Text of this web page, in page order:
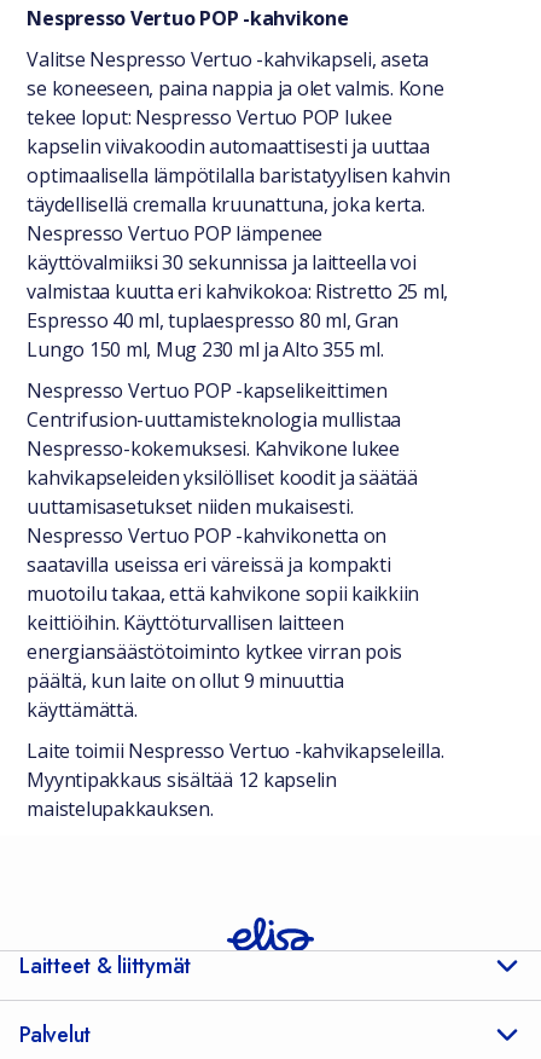
Yleiset tiedot
Nespresso Vertuo POP -kahvikone
Valitse Nespresso Vertuo -kahvikapseli, aseta
se koneeseen, paina nappia ja olet valmis. Kone
tekee loput: Nespresso Vertuo POP lukee
kapselin viivakoodin automaattisesti ja uuttaa
optimaalisella lämpötilalla baristatyylisen kahvin
täydellisellä cremalla kruunattuna, joka kerta.
Nespresso Vertuo POP lämpenee
käyttövalmiiksi 30 sekunnissa ja laitteella voi
valmistaa kuutta eri kahvikokoa: Ristretto 25 ml,
Espresso 40 ml, tuplaespresso 80 ml, Gran
Lungo 150 ml, Mug 230 ml ja Alto 355 ml.
Nespresso Vertuo POP -kapselikeittimen
Centrifusion-uuttamisteknologia mullistaa
Nespresso-kokemuksesi. Kahvikone lukee
kahvikapseleiden yksilölliset koodit ja säätää
uuttamisasetukset niiden mukaisesti.
Nespresso Vertuo POP -kahvikonetta on
saatavilla useissa eri väreissä ja kompakti
muotoilu takaa, että kahvikone sopii kaikkiin
keittiöihin. Käyttöturvallisen laitteen
energiansäästötoiminto kytkee virran pois
päältä, kun laite on ollut 9 minuuttia
käyttämättä.
Laite toimii Nespresso Vertuo -kahvikapseleilla.
Myyntipakkaus sisältää 12 kapselin
maistelupakkauksen.
Laitteet & liittymät
Palvelut